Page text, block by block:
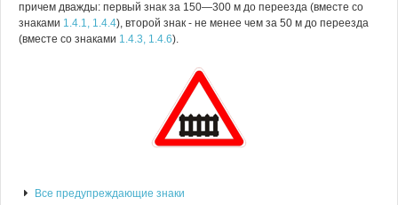
причем дважды: первый знак за 150—300 м до переезда (вместе со
знаками 1.4.1, 1.4.4), второй знак - не менее чем за 50 м до переезда
(вместе со знаками 1.4.3, 1.4.6).
Все предупреждающие знаки